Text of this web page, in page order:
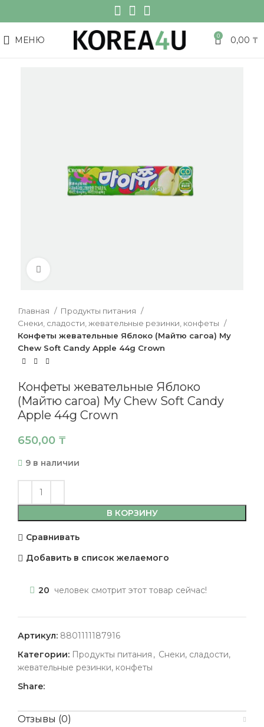
МЕНЮ 0 0,00 ₸
Главная
Продукты питания
Снеки, сладости, жевательные резинки, конфеты
Конфеты жевательные Яблоко (Майтю сагоа) My
Chew Soft Candy Apple 44g Crown
Конфеты жевательные Яблоко
(Майтю сагоа) My Chew Soft Candy
Apple 44g Crown
650,00 ₸
9 в наличии
В КОРЗИНУ
Сравнивать
Добавить в список желаемого
20 человек смотрит этот товар сейчас!
Артикул: 8801111187916
Категории: Продукты питания , Снеки, сладости,
жевательные резинки, конфеты
Share:
Отзывы (0)